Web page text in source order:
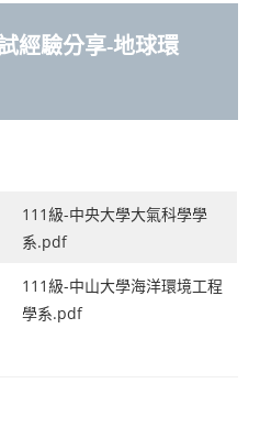
經驗分享-地球環
111級-中央大學大氣科學學
系.pdf
111級-中山大學海洋環境工程
學系.pdf